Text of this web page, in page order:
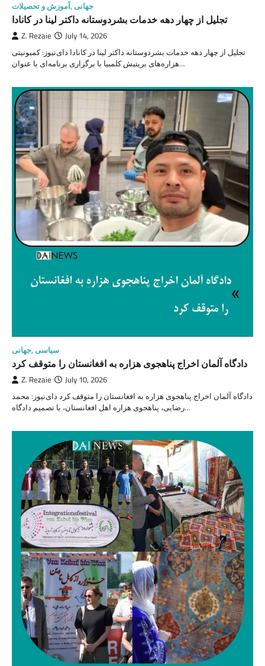
آموزش و تحصیلات, جهانی
تجلیل از چهار دهه خدمات بشردوستانه داکتر لینا در کانادا
Z. Rezaie July 14, 2026
تجلیل از چهار دهه خدمات بشردوستانه داکتر لینا در کانادا دای‌نیوز: کمیونیتی
هزاره‌های بریتیش کلمبیا با برگزاری برنامه‌ای با عنوان…
جهانی, سیاسی
دادگاه آلمان اخراج پناهجوی هزاره به افغانستان را متوقف کرد
Z. Rezaie July 10, 2026
دادگاه آلمان اخراج پناهجوی هزاره به افغانستان را متوقف کرد دای‌نیوز: محمد
رضایی، پناهجوی هزاره اهل افغانستان، با تصمیم دادگاه…